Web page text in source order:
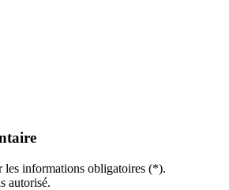
les informations obligatoires (*).
autorisé.